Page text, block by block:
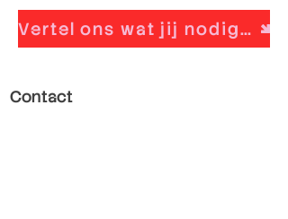
Vertel ons wat jij nodig hebt
Contact